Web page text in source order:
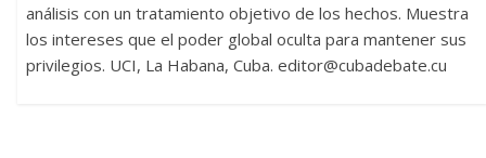
análisis con un tratamiento objetivo de los hechos. Muestra
los intereses que el poder global oculta para mantener sus
privilegios. UCI, La Habana, Cuba. editor@cubadebate.cu